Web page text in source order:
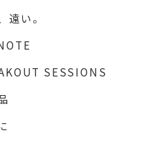
遠い。
SESSIONS